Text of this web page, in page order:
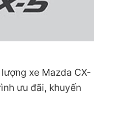
xe Mazda CX-
ưu đãi, khuyến